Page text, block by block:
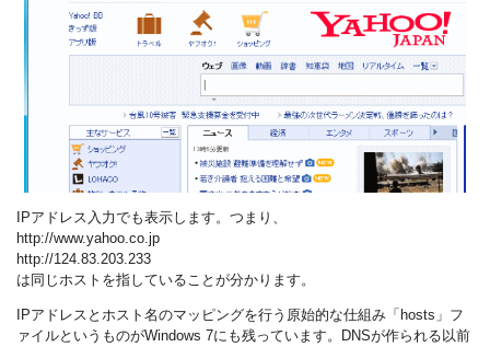
IPアドレス入力でも表示します。つまり、
http://www.yahoo.co.jp
http://124.83.203.233
は同じホストを指していることが分かります。
IPアドレスとホスト名のマッピングを行う原始的な仕組み「hosts」フ
ァイルというものがWindows 7にも残っています。DNSが作られる以前